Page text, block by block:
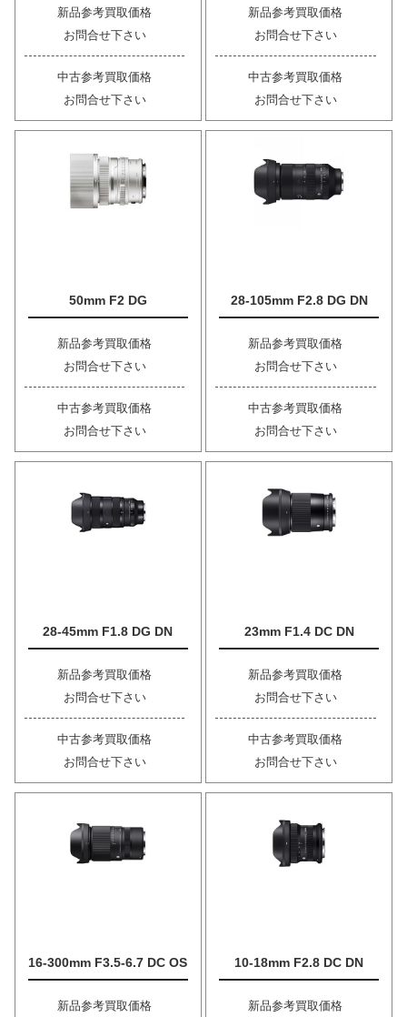
新品参考買取価格
お問合せ下さい
中古参考買取価格
お問合せ下さい
新品参考買取価格
お問合せ下さい
中古参考買取価格
お問合せ下さい
50mm F2 DG
新品参考買取価格
お問合せ下さい
中古参考買取価格
お問合せ下さい
28-105mm F2.8 DG DN
新品参考買取価格
お問合せ下さい
中古参考買取価格
お問合せ下さい
28-45mm F1.8 DG DN
新品参考買取価格
お問合せ下さい
中古参考買取価格
お問合せ下さい
23mm F1.4 DC DN
新品参考買取価格
お問合せ下さい
中古参考買取価格
お問合せ下さい
16-300mm F3.5-6.7 DC OS
新品参考買取価格
10-18mm F2.8 DC DN
新品参考買取価格